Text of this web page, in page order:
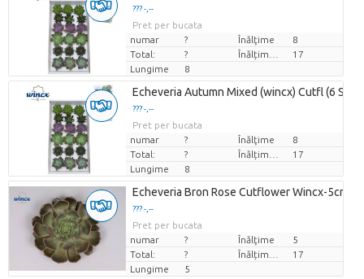
??? -,--
Pret per bucata
numar
? Înălţime
8
Total:
?
17
Lungime
8
Echeveria Autumn Mixed (wincx) Cutfl (6
??? -,--
Pret per bucata
numar
? Înălţime
8
Total:
?
17
Lungime
8
Echeveria Bron Rose Cutflower Wincx-5cm
??? -,--
Pret per bucata
numar
? Înălţime
5
Total:
?
17
Lungime
5